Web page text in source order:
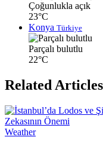
Çoğunlukla açık
23°C
Konya Türkiye
Parçalı bulutlu
22°C
Related Articles
Weather